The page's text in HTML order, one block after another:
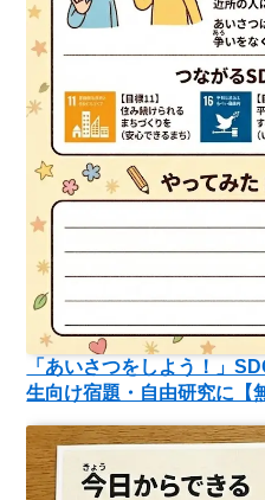
「あいさつをしよう！」
生向け宿題・自由研究に【